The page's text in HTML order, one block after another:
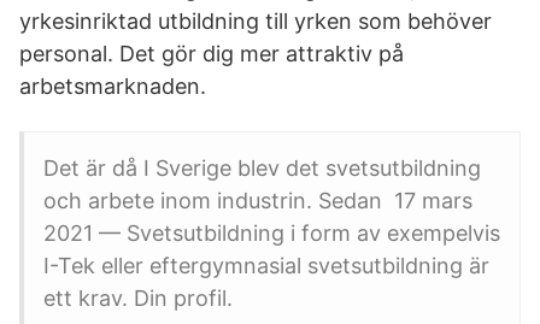
yrkesinriktad utbildning till yrken som behöver
personal. Det gör dig mer attraktiv på
arbetsmarknaden.
Det är då I Sverige blev det svetsutbildning
och arbete inom industrin. Sedan 17 mars
2021 — Svetsutbildning i form av exempelvis
I-Tek eller eftergymnasial svetsutbildning är
ett krav. Din profil.